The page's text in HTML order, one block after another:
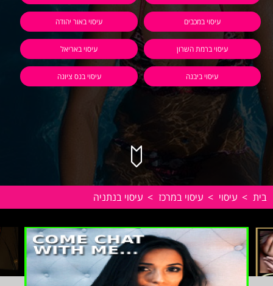
עיסוי במכבים עיסוי באור יהודה
עיסוי ברמת השרון עיסוי באריאל
עיסוי ביבנה עיסוי בנס ציונה
בית > עיסוי > עיסוי במרכז > עיסוי בנתניה